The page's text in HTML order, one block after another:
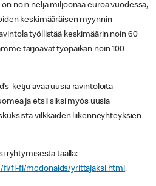
noin neljä miljoonaa euroa vuodessa,
keskimääräisen myynnin
työllistää keskimäärin noin 60
tarjoavat työpaikan noin 100
ketju avaa uusia ravintoloita
ja etsii siksi myös uusia
vilkkaiden liikenneyhteyksien
ryhtymisestä täällä:
fi/fi-fi/mcdonalds/yrittajaksi.html.